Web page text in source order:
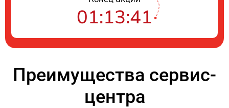
01:13:40
Преимущества сервис-
центра